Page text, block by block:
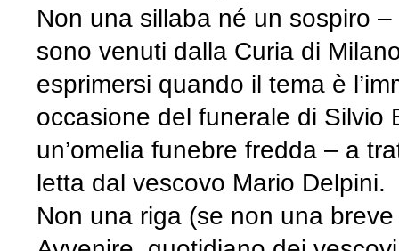
Non una sillaba né un sospiro
sono venuti dalla Curia di
esprimersi quando il tema è
occasione del funerale di Silvio
un’omelia funebre fredda – a
letta dal vescovo Mario Delpini.
Non una riga (se non una